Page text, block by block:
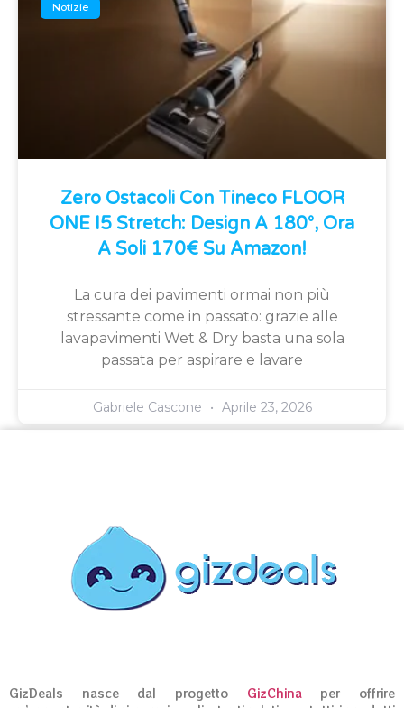
Notizie
Zero Ostacoli Con Tineco FLOOR
ONE I5 Stretch: Design A 180°, Ora
A Soli 170€ Su Amazon!
La cura dei pavimenti ormai non più
stressante come in passato: grazie alle
lavapavimenti Wet & Dry basta una sola
passata per aspirare e lavare
Gabriele Cascone Aprile 23, 2026
GizDeals nasce dal progetto GizChinaper offrire